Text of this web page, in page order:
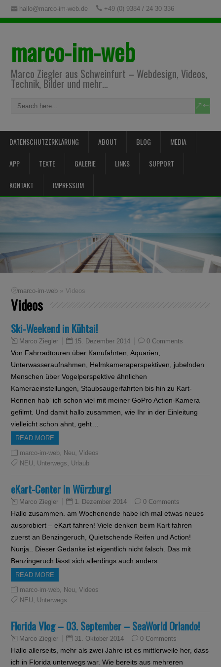
hallo@marco-im-web.de +49 (0) 9384 / 24 30 336
marco-im-web
Marco Ziegler aus Schweinfurt – Webdesign, Videos,
Technik, Bilder und mehr…
DATENSCHUTZERKLÄRUNG ABOUT BLOG MEDIA
APP TEXTE GALERIE LINKS SUPPORT
KONTAKT IMPRESSUM
marco-im-web »Videos
Videos
Ski-Weekend in Kühtai!
Marco Ziegler 15. Dezember 2014 0 Comments
Von Fahrradtouren über Kanufahrten, Aquarien,
Unterwasseraufnahmen, Helmkameraperspektiven, jubelnden
Menschen über Vogelperspektive ähnlichen
Kameraeinstellungen, Staubsaugerfahrten bis hin zu Kart-
Rennen hab‘ ich schon viel mit meiner GoPro Action-Kamera
gefilmt. Und damit hallo zusammen, wie Ihr in der Einleitung
vielleicht schon ahnt, geht…
READ MORE
marco-im-web
Neu ,Videos
NEU
Unterwegs Urlaub
eKart-Center in Würzburg!
Marco Ziegler 1. Dezember 2014 0 Comments
Hallo zusammen. am Wochenende habe ich mal etwas neues
ausprobiert – eKart fahren! Viele denken beim Kart fahren
zuerst an Benzingeruch, Quietschende Reifen und Action!
Nunja.. Dieser Gedanke ist eigentlich nicht falsch. Das mit
Benzingeruch lässt sich allerdings auch anders…
READ MORE
marco-im-web
Neu ,Videos
NEU
Unterwegs
Florida Vlog – 03. September – SeaWorld Orlando!
Marco Ziegler 31. Oktober 2014 0 Comments
Hallo allerseits, mehr als zwei Jahre ist es mittlerweile her, dass
ich in Florida unterwegs war. Wie bereits aus mehreren